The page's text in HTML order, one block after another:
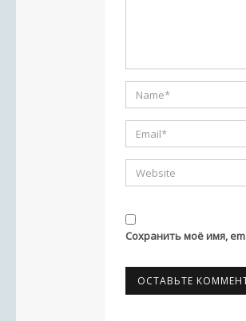
Сохранить моё имя,